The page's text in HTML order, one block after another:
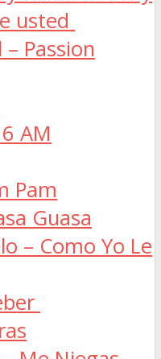
usted
Passion
AM
Pam
Guasa
– Como Yo Le